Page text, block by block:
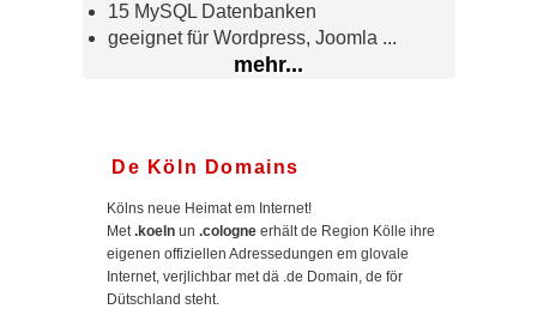
15 MySQL Datenbanken
geeignet für Wordpress, Joomla ...
mehr...
De Köln Domains
Kölns neue Heimat em Internet!
Met.koeln un .cologne erhält de Region Kölle ihre
eigenen offiziellen Adressedungen em glovale
Internet, verjlichbar met dä .de Domain, de för
Dütschland steht.